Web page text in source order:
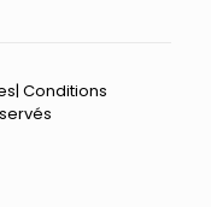
| Conditions